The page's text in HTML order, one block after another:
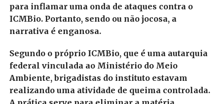
para inflamar uma onda de ataques contra o
ICMBio. Portanto, sendo ou não jocosa, a
narrativa é enganosa.
Segundo o próprio ICMBio, que é uma autarquia
federal vinculada ao Ministério do Meio
Ambiente, brigadistas do instituto estavam
realizando uma atividade de queima controlada.